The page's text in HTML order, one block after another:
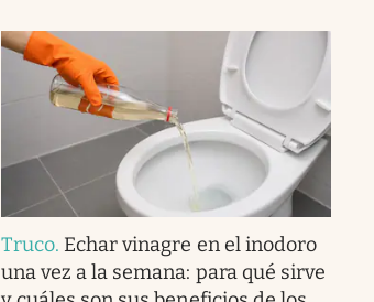
Truco. Echar vinagre en el inodoro
una vez a la semana: para qué sirve